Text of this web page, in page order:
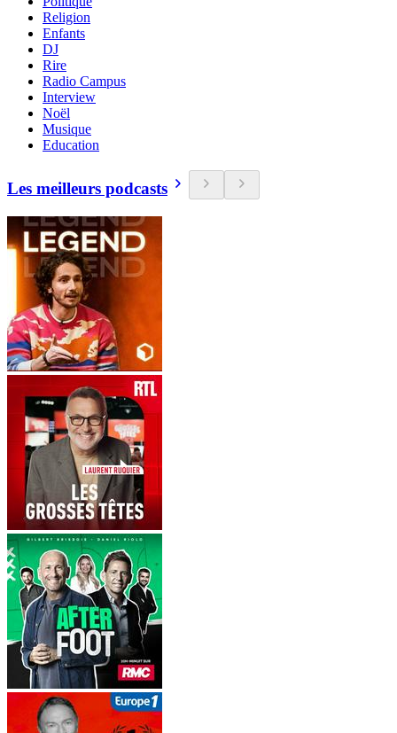
Religion
Enfants
DJ
Rire
Radio Campus
Interview
Noël
Musique
Education
Les meilleurs podcasts